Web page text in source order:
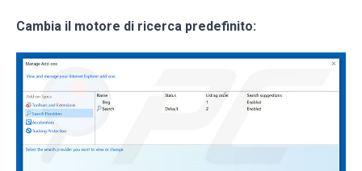
Cambia il motore di ricerca predefinito: